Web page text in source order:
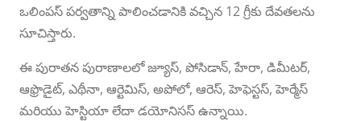
ఒలింపస్ పర్వతాన్ని పాలించడానికి వచ్చిన 12 గ్రీకు దేవతలను
సూచిస్తారు.
ఈ పురాతన పురాణాలలో జ్యూస్, పోసిడాన్, హేరా, డిమీటర్,
ఆఫ్రొడైట్, ఎథీనా, ఆర్టెమిస్, అపోలో, ఆరెస్, హెఫెస్టస్, హెర్మేస్
మరియు హెస్టియా లేదా డయోనిసస్ ఉన్నాయి.